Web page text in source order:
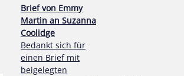
Brief von Emmy
Martin an Suzanna
Coolidge
Bedankt sich für
einen Brief mit
beigelegten